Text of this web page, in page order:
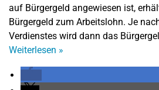
auf Bürgergeld angewiesen ist,
Bürgergeld zum Arbeitslohn. Je
Verdienstes wird dann das
Weiterlesen »